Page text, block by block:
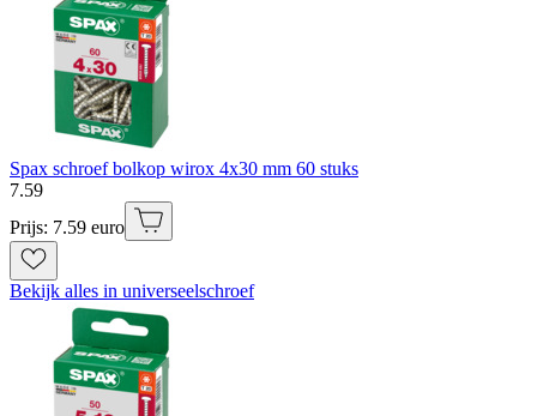
Spax schroef bolkop wirox 4x30 mm 60 stuks
7.59
Prijs: 7.59 euro
Bekijk alles in universeelschroef